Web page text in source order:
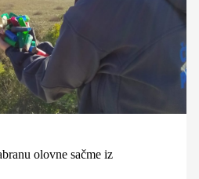
olovne sačme iz